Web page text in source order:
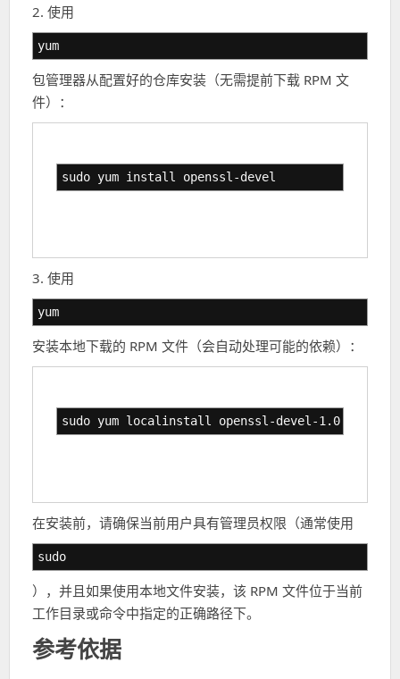
2. 使用
yum
包管理器从配置好的仓库安装（无需提前下载 RPM 文
件）：
sudo yum install openssl-devel
3. 使用
yum
安装本地下载的 RPM 文件（会自动处理可能的依赖）：
sudo yum localinstall openssl-devel-1.0.2k-
在安装前，请确保当前用户具有管理员权限（通常使用
sudo
），并且如果使用本地文件安装，该 RPM 文件位于当前
工作目录或命令中指定的正确路径下。
参考依据